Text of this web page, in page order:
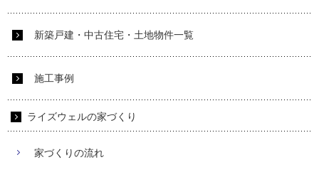
新築戸建・中古住宅・土地物件一覧
施工事例
ライズウェルの家づくり
家づくりの流れ